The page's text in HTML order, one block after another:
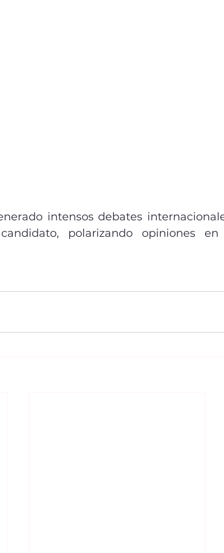
intensos debates
polarizando opiniones